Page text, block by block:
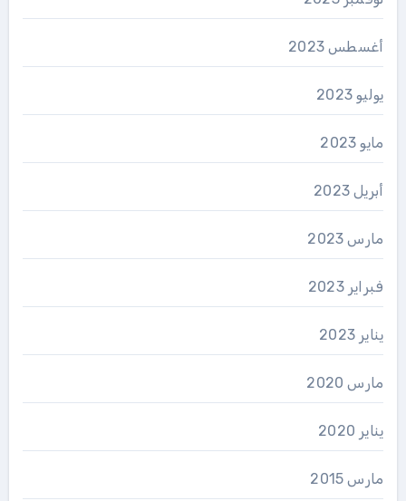
أغسطس 2023
يوليو 2023
مايو 2023
أبريل 2023
مارس 2023
فبراير 2023
يناير 2023
مارس 2020
يناير 2020
مارس 2015